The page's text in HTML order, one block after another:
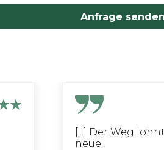
Anfrage senden
[...] Der Weg
neue.